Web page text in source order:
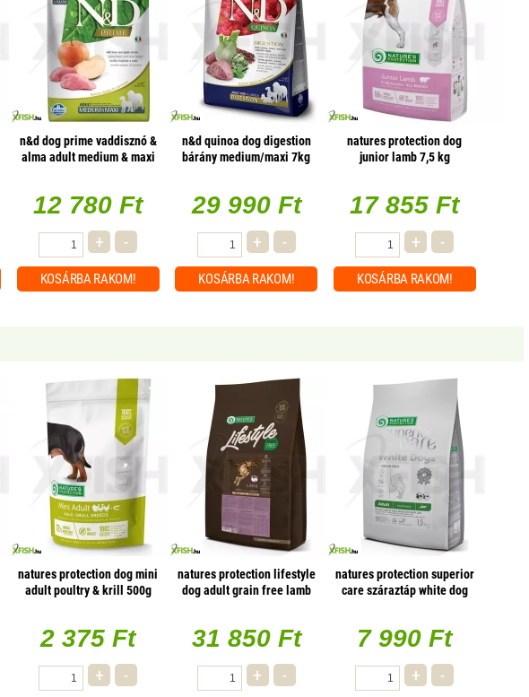
n&d dog prime vaddisznó &
alma adult medium & maxi
12 780 Ft
+ -
KOSÁRBA RAKOM!
n&d quinoa dog digestion
bárány medium/maxi 7kg
29 990 Ft
+ -
KOSÁRBA RAKOM!
natures protection dog
junior lamb 7,5 kg
17 855 Ft
+ -
KOSÁRBA RAKOM!
natures protection dog mini
adult poultry & krill 500g
2 375 Ft
+ -
natures protection lifestyle
dog adult grain free lamb
31 850 Ft
+ -
natures protection superior
care száraztáp white dog
7 990 Ft
+ -